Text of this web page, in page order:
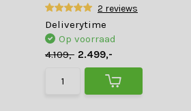
2 reviews
Deliverytime
Op voorraad
4.109,- 2.499,-